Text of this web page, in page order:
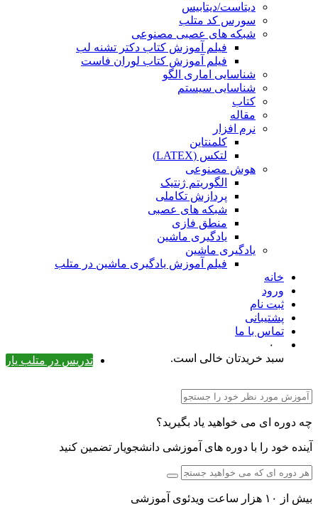
دیتاست/دیتابیس
سورس کد متلب
شبکه های عصبی مصنوعی
فیلم آموزش کتاب دکتر تشنه لب
فیلم آموزش کتاب لوران فاست
شناسایی اماری الگو
شناسایی سیستم
کتاب
مقاله
نرم افزار
کلمنتاین
لتکس (LATEX)
هوش مصنوعی
الگوریتم ژنتیک
پردازش تکاملی
شبکه های عصبی
منطق فازی
یادگیری ماشین
یادگیری ماشین
فیلم آموزش یادگیری ماشین در متلب
خانه
ورود
ثبت نام
پشتیبانی
تماس با ما
۰
تدریس در متلب یار
سبد خریدتان خالی است.
چه دوره ای می خواهید یاد بگیرید؟
آینده خود را با دوره های آموزشی دانشجویار تضمین کنید
بیش از ۱۰ هزار ساعت ویدئوی آموزشی